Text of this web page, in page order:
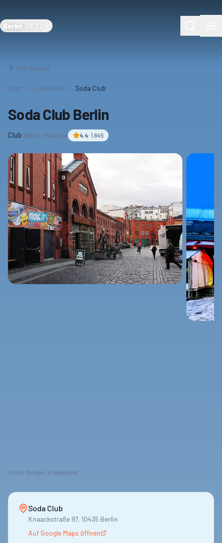
Berlin 09:32
Alle Venues
Start / Locations / Soda Club
Soda Club Berlin
Club·Berlin-Pankow 4.4· 1.645
Fotos: Google · 6 insgesamt
Soda Club
Knaackstraße 97, 10435 Berlin
Auf Google Maps öffnen